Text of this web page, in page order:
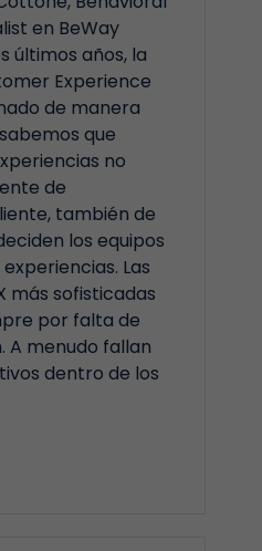
en BeWay
últimos años, la
Experience
de manera
que
no
de
también de
los equipos
Las
más sofisticadas
por falta de
A menudo fallan
dentro de los